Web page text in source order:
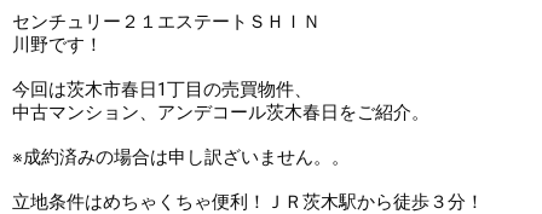
センチュリー２１エステートＳＨＩＮ
川野です！
今回は茨木市春日1丁目の売買物件、
中古マンション、アンデコール茨木春日をご紹介。
※成約済みの場合は申し訳ざいません。。
立地条件はめちゃくちゃ便利！ＪＲ茨木駅から徒歩３分！